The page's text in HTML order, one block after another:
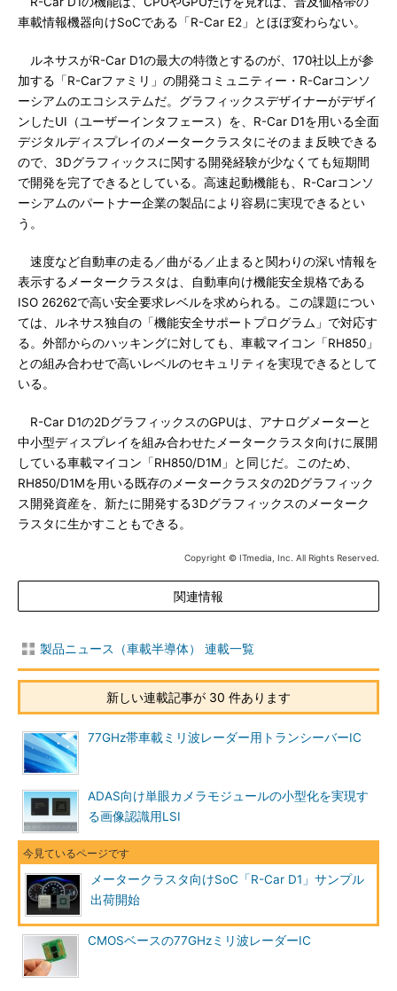
車載情報機器向けSoCである「R-Car E2」とほぼ変わらない。
ルネサスがR-Car D1の最大の特徴とするのが、170社以上が参
加する「R-Carファミリ」の開発コミュニティー・R-Carコンソ
ーシアムのエコシステムだ。グラフィックスデザイナーがデザイ
ンしたUI（ユーザーインタフェース）を、R-Car D1を用いる全面
デジタルディスプレイのメータークラスタにそのまま反映できる
ので、3Dグラフィックスに関する開発経験が少なくても短期間
で開発を完了できるとしている。高速起動機能も、R-Carコンソ
ーシアムのパートナー企業の製品により容易に実現できるとい
う。
速度など自動車の走る／曲がる／止まると関わりの深い情報を
表示するメータークラスタは、自動車向け機能安全規格である
ISO 26262で高い安全要求レベルを求められる。この課題につい
ては、ルネサス独自の「機能安全サポートプログラム」で対応す
る。外部からのハッキングに対しても、車載マイコン「RH850」
との組み合わせで高いレベルのセキュリティを実現できるとして
いる。
R-Car D1の2DグラフィックスのGPUは、アナログメーターと
中小型ディスプレイを組み合わせたメータークラスタ向けに展開
している車載マイコン「RH850/D1M」と同じだ。このため、
RH850/D1Mを用いる既存のメータークラスタの2Dグラフィック
ス開発資産を、新たに開発する3Dグラフィックスのメーターク
ラスタに生かすこともできる。
Copyright © ITmedia, Inc. All Rights Reserved.
関連情報
製品ニュース（車載半導体） 連載一覧
新しい連載記事が 30 件あります
77GHz帯車載ミリ波レーダー用トランシーバーIC
ADAS向け単眼カメラモジュールの小型化を実現す
る画像認識用LSI
メータークラスタ向けSoC「R-Car D1」サンプル
出荷開始
CMOSベースの77GHzミリ波レーダーIC